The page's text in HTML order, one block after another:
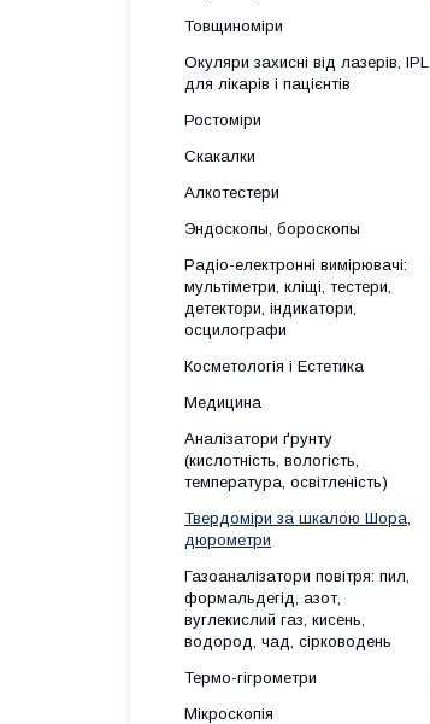
Товщиноміри
Окуляри захисні від лазерів, IPL
для лікарів і пацієнтів
Ростоміри
Скакалки
Алкотестери
Эндоскопы, бороскопы
Радіо-електронні вимірювачі:
мультіметри, кліщі, тестери,
детектори, індикатори,
осцилографи
Косметологія і Естетика
Медицина
Аналізатори ґрунту
(кислотність, вологість,
температура, освітленість)
Твердоміри за шкалою Шора,
дюрометри
Газоаналізатори повітря: пил,
формальдегід, азот,
вуглекислий газ, кисень,
водород, чад, сірководень
Термо-гігрометри
Мікроскопія